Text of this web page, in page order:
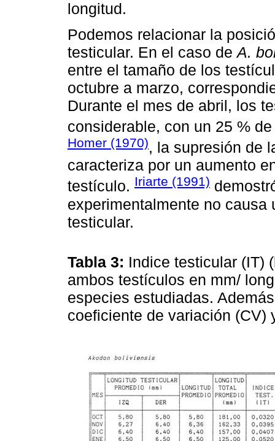
longitud.
Podemos relacionar la
testicular. En el caso deA.
entre el tamaño de los
octubre a marzo,
Durante el mes de abril, los
considerable, con un 25 %
Homer (1970), la supresión de
caracteriza por un aumento
testículo. Iriarte (1991)
experimentalmente no
testicular.
Tabla 3: Indice testicular (IT)
ambos testículos en mm/
especies estudiadas.
coeficiente de variación